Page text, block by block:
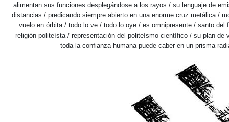
alimentan sus funciones desplegándose a los rayos / su lenguaje de
distancias / predicando siempre abierto en una enorme cruz metálica /
vuelo en órbita / todo lo ve / todo lo oye / es omnipresente / santo
religión politeísta / representación del politeísmo científico / su plan de
toda la confianza humana puede caber en un prisma